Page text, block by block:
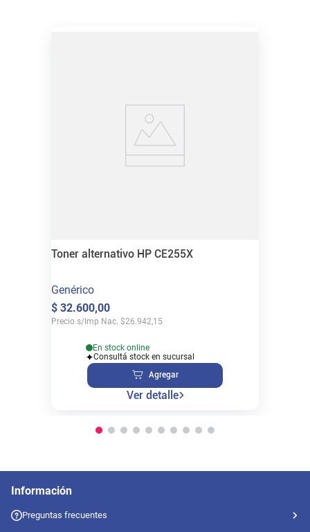
Toner alternativo HP CE255X
Genérico
$ 32.600,00
Precio s/Imp Nac. $26.942,15
En stock online
Consultá stock en sucursal
Agregar
Ver detalle
Información
Preguntas frecuentes